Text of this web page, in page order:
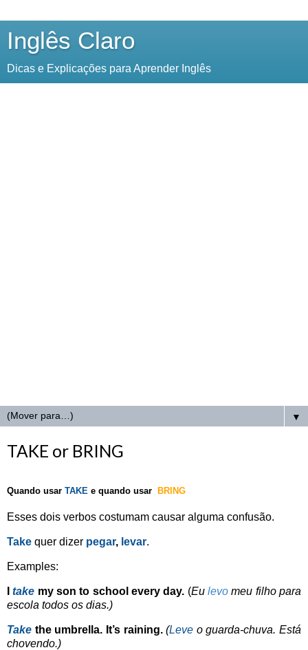
Inglês Claro
Dicas e Explicações para Aprender Inglês
▼
TAKE or BRING
Quando usar TAKE e quando usar BRING
Esses dois verbos costumam causar alguma confusão.
Take quer dizer pegar, levar.
Examples:
take my son to school every day. (Eulevo meu filho para
escola todos os dias.)
Take the umbrella. It’s raining. (Leve o guarda-chuva. Está
chovendo.)